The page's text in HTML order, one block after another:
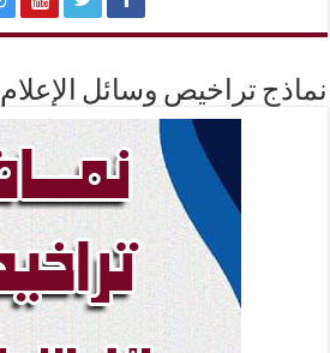
نماذج تراخيص وسائل الإعلام